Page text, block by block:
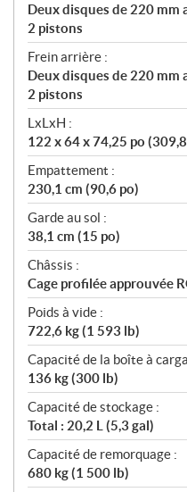
Deux disques de 220 mm
2 pistons
Frein arrière :
Deux disques de 220 mm
2 pistons
LxLxH :
122 x 64 x 74,25 po
Empattement :
230,1 cm (90,6 po)
Garde au sol :
38,1 cm (15 po)
Châssis :
Cage profilée approuvée
Poids à vide :
722,6 kg (1 593 lb)
Capacité de la boîte à
136 kg (300 lb)
Capacité de stockage :
Total : 20,2 L (5,3 gal)
Capacité de remorquage :
680 kg (1 500 lb)